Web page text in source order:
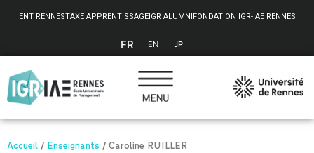
ENT RENNESTAXE APPRENTISSAGEIGR ALUMNIFONDATION IGR-IAE RENNES
FR EN JP
Accueil / Enseignants / Caroline RUILLER